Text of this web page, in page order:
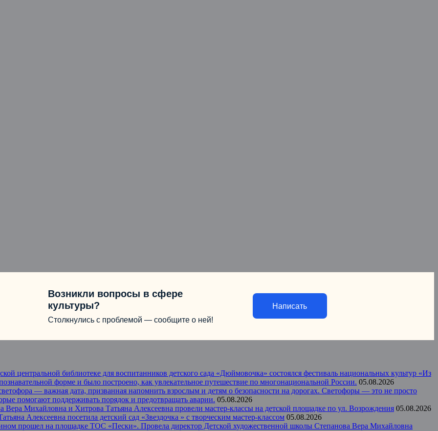
Возникли вопросы в сфере
культуры?
Столкнулись с проблемой — сообщите о ней!
Написать
центральной библиотеке для воспитанников детского сада «Дюймовочка» состоялся фестиваль национальных культур «Из
форме и было построено, как увлекательное путешествие по многонациональной России. 05.08.2026
— важная дата, призванная напомнить взрослым и детям о безопасности на дорогах. Светофоры — это не просто
помогают поддерживать порядок и предотвращать аварии. 05.08.2026
Михайловна и Хитрова Татьяна Алексеевна провели мастер-классы на детской площадке по ул. Возрождения 05.08.2026
Алексеевна посетила детский сад «Звездочка » с творческим мастер-классом 05.08.2026
прошел на площадке ТОС «Пески». Провела директор Детской художественной школы Степанова Вера Михайловна